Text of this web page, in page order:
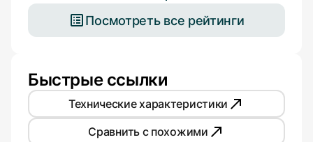
Посмотреть все рейтинги
Быстрые ссылки
Технические характеристики
Сравнить с похожими